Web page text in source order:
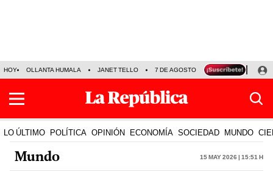
HOY OLLANTA HUMALA JANET TELLO 7 DE AGOSTO TINKA RESULTADOS
LO ÚLTIMO POLÍTICA OPINIÓN ECONOMÍA SOCIEDAD MUNDO
Mundo 15 May 2026 | 15:51 h